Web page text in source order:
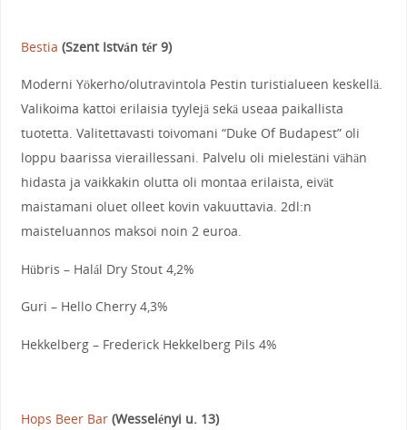
Bestia (Szent István tér 9)
Moderni Yökerho/olutravintola Pestin turistialueen keskellä.
Valikoima kattoi erilaisia tyylejä sekä useaa paikallista
tuotetta. Valitettavasti toivomani “Duke Of Budapest” oli
loppu baarissa vieraillessani. Palvelu oli mielestäni vähän
hidasta ja vaikkakin olutta oli montaa erilaista, eivät
maistamani oluet olleet kovin vakuuttavia. 2dl:n
maisteluannos maksoi noin 2 euroa.
Hübris – Halál Dry Stout 4,2%
Guri – Hello Cherry 4,3%
Hekkelberg – Frederick Hekkelberg Pils 4%
Hops Beer Bar (Wesselényi u. 13)